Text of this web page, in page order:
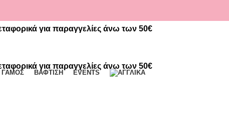
για παραγγελίες άνω των 50€
για παραγγελίες άνω των 50€
ΓΑΜΟΣ ΒΑΦΤΙΣΗ EVENTS